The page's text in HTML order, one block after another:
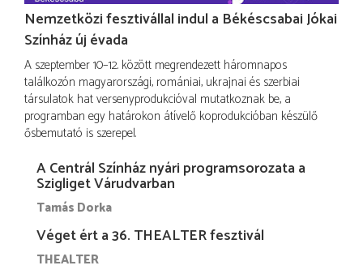
Nemzetközi fesztivállal indul a Békéscsabai Jókai
Színház új évada
A szeptember 10–12. között megrendezett háromnapos
találkozón magyarországi, romániai, ukrajnai és szerbiai
társulatok hat versenyprodukcióval mutatkoznak be, a
programban egy határokon átívelő koprodukcióban készülő
ősbemutató is szerepel.
A Centrál Színház nyári programsorozata a
Szigliget Várudvarban
Tamás Dorka
Véget ért a 36. THEALTER fesztivál
THEALTER